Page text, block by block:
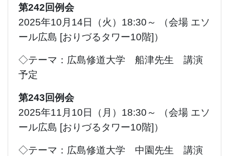
第242回例会
2025年10月14日（火）18:30～ （会場 エソ
ール広島 [おりづるタワー10階]）
◇テーマ：広島修道大学 船津先生 講演
予定
第243回例会
2025年11月10日（月）18:30～ （会場 エソ
ール広島 [おりづるタワー10階]）
◇テーマ：広島修道大学 中園先生 講演